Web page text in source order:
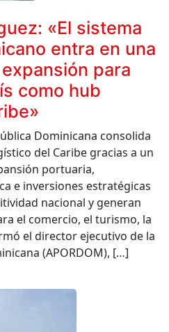
«El sistema
entra en una
para
como hub
Dominicana consolida
del Caribe gracias a un
portuaria,
e inversiones estratégicas
nacional y generan
el comercio, el turismo, la
el director ejecutivo de la
(APORDOM), […]